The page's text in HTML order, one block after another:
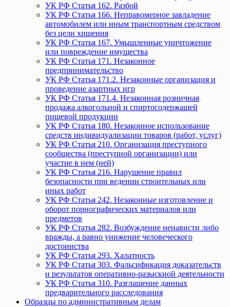
УК РФ Статья 162. Разбой
УК РФ Статья 166. Неправомерное завладение
автомобилем или иным транспортным средством
без цели хищения
УК РФ Статья 167. Умышленные уничтожение
или повреждение имущества
УК РФ Статья 171. Незаконное
предпринимательство
УК РФ Статья 171.2. Незаконные организация и
проведение азартных игр
УК РФ Статья 171.4. Незаконная розничная
продажа алкогольной и спиртосодержащей
пищевой продукции
УК РФ Статья 180. Незаконное использование
средств индивидуализации товаров (работ, услуг)
УК РФ Статья 210. Организация преступного
сообщества (преступной организации) или
участие в нем (ней)
УК РФ Статья 216. Нарушение правил
безопасности при ведении строительных или
иных работ
УК РФ Статья 242. Незаконные изготовление и
оборот порнографических материалов или
предметов
УК РФ Статья 282. Возбуждение ненависти либо
вражды, а равно унижение человеческого
достоинства
УК РФ Статья 293. Халатность
УК РФ Статья 303. Фальсификация доказательств
и результатов оперативно-разыскной деятельности
УК РФ Статья 310. Разглашение данных
предварительного расследования
Образцы по административным делам